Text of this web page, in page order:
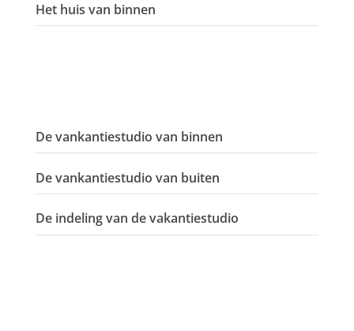
Het huis van binnen
De vankantiestudio van binnen
De vankantiestudio van buiten
De indeling van de vakantiestudio